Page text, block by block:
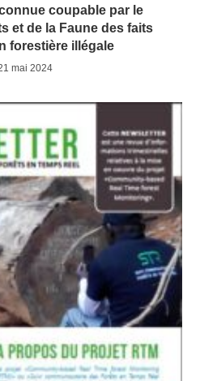
coupable par le
et de la Faune des faits
forestière illégale
mai 2024